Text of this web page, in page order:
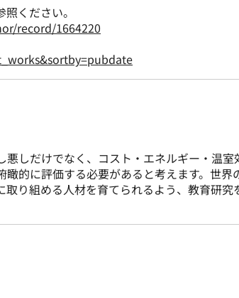
ください。
record/1664220
しだけでなく、コスト・エネルギー・温室
的に評価する必要があると考えます。世界
り組める人材を育てられるよう、教育研究